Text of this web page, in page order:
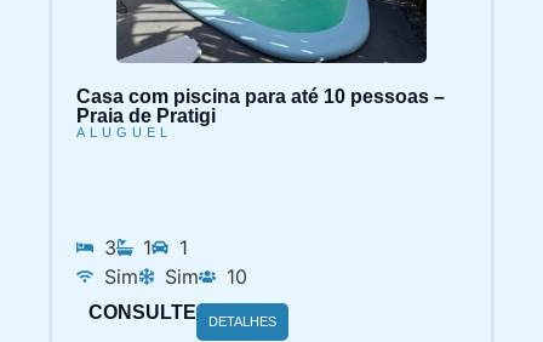
Casa com piscina para até 10 pessoas –
Praia de Pratigi
ALUGUEL
3 1
1
Sim
Sim 10
CONSULTE DETALHES